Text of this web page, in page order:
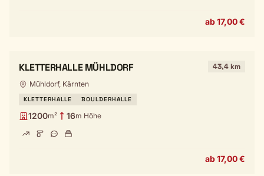
ab 17,00 €
KLETTERHALLE MÜHLDORF 43,4 km
Mühldorf, Kärnten
KLETTERHALLE BOULDERHALLE
1200m² 16m Höhe
ab 17,00 €